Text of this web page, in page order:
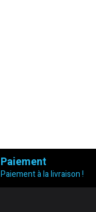
Paiement
Paiement à la livraison !